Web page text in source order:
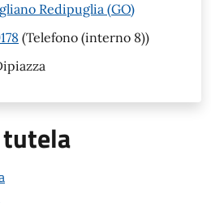
Redipuglia (GO)
(Telefono (interno 8))